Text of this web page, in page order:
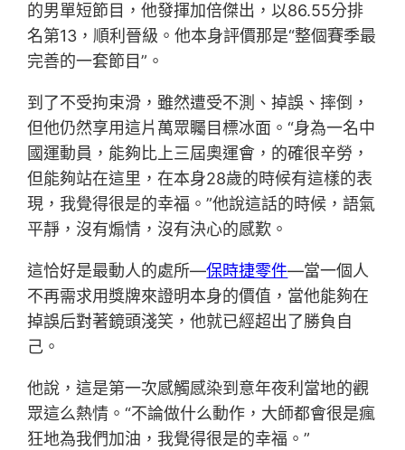
的男單短節目，他發揮加倍傑出，以86.55分排
名第13，順利晉級。他本身評價那是“整個賽季最
完善的一套節目”。
到了不受拘束滑，雖然遭受不測、掉誤、摔倒，
但他仍然享用這片萬眾矚目標冰面。“身為一名中
國運動員，能夠比上三屆奧運會，的確很辛勞，
但能夠站在這里，在本身28歲的時候有這樣的表
現，我覺得很是的幸福。”他說這話的時候，語氣
平靜，沒有煽情，沒有決心的感歎。
這恰好是最動人的處所—保時捷零件—當一個人
不再需求用獎牌來證明本身的價值，當他能夠在
掉誤后對著鏡頭淺笑，他就已經超出了勝負自
己。
他說，這是第一次感觸感染到意年夜利當地的觀
眾這么熱情。“不論做什么動作，大師都會很是瘋
狂地為我們加油，我覺得很是的幸福。”